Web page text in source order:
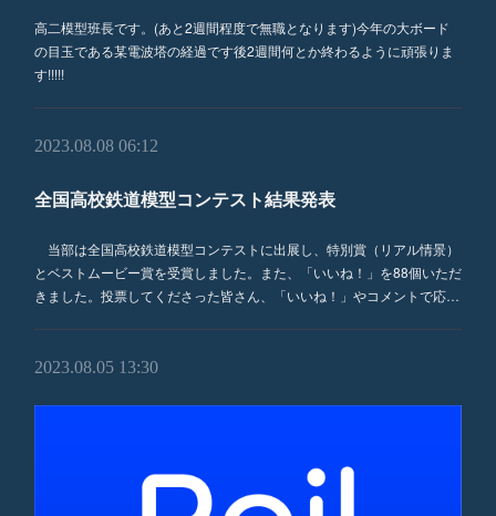
高二模型班長です。(あと2週間程度で無職となります)今年の大ボード
の目玉である某電波塔の経過です後2週間何とか終わるように頑張りま
す!!!!!
2023.08.08 06:12
全国高校鉄道模型コンテスト結果発表
当部は全国高校鉄道模型コンテストに出展し、特別賞（リアル情景）
とベストムービー賞を受賞しました。また、「いいね！」を88個いただ
きました。投票してくださった皆さん、「いいね！」やコメントで応…
2023.08.05 13:30